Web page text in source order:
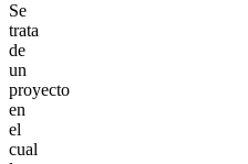
Se
trata
de
un
proyecto
en
el
cual